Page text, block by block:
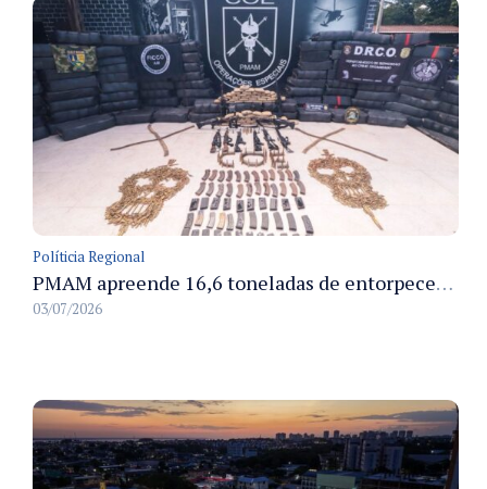
Políticia Regional
PMAM apreende 16,6 toneladas de entorpecentes e registra aumento nas prisões em flagrante e nas capturas de foragidos no primeiro semestre de 2026
03/07/2026